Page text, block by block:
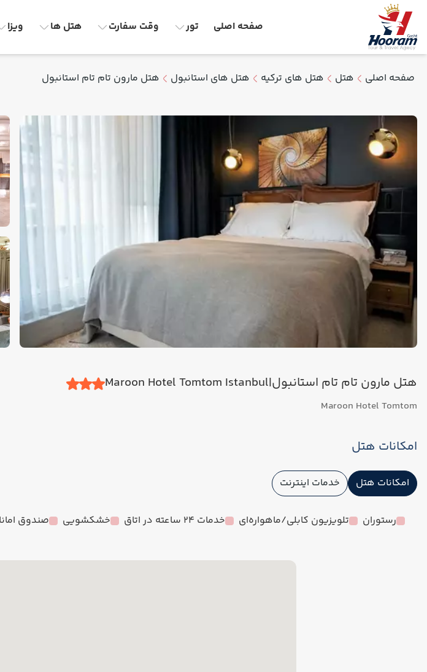
صفحه اصلی تور وقت سفارت هتل ها ویزا
صفحه اصلی هتل هتل های ترکیه هتل های استانبول هتل مارون تام تام استانبول
هتل مارون تام تام استانبول|Maroon Hotel Tomtom Istanbul
Maroon Hotel Tomtom
امکانات هتل
امکانات هتل خدمات اینترنت
رستوران تلویزیون کابلی/ماهواره‌ای خدمات 24 ساعته در اتاق خشکشویی صندوق